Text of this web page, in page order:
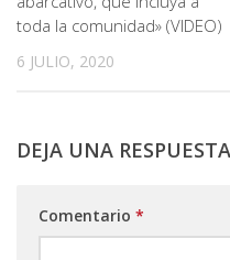
toda la comunidad» (VIDEO)
6 JULIO, 2020
DEJA UNA RESPUESTA
Comentario *